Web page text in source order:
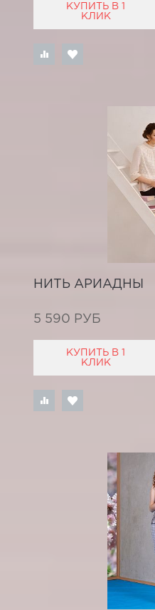
КУПИТЬ В 1
КЛИК
НИТЬ АРИАДНЫ
5 590 РУБ
КУПИТЬ В 1
КЛИК